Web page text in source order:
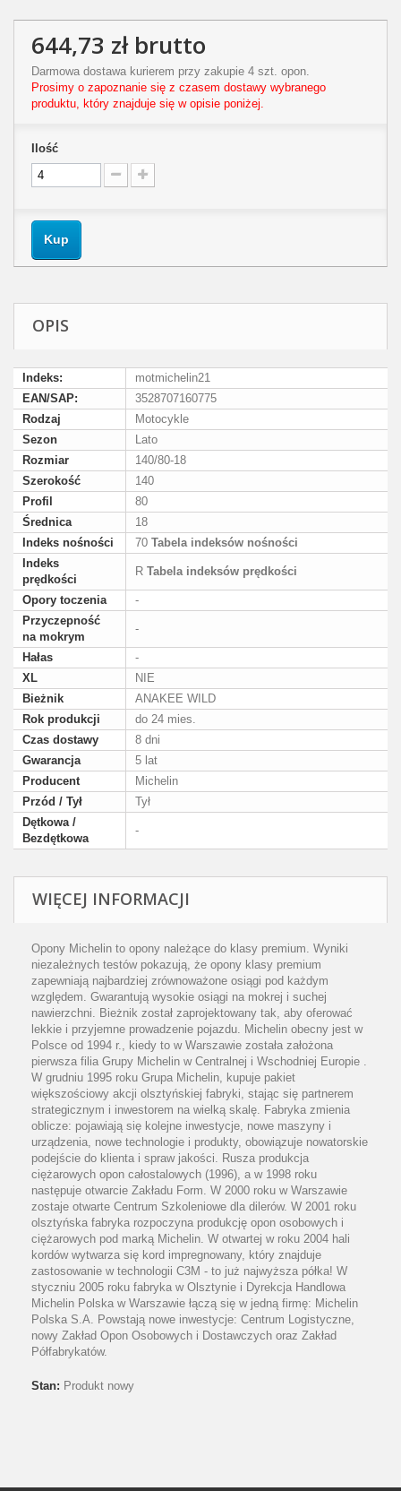
644,73 złbrutto
Darmowa dostawa kurierem przy zakupie 4 szt. opon.
Prosimy o zapoznanie się z czasem dostawy wybranego
produktu, który znajduje się w opisie poniżej.
Ilość
Kup
OPIS
Indeks:
motmichelin21
EAN/SAP:
3528707160775
Rodzaj
Motocykle
Sezon
Lato
Rozmiar
140/80-18
Szerokość
140
Profil
80
Średnica
18
Indeks nośności
70 Tabela indeksów nośności
Indeks
prędkości
R Tabela indeksów prędkości
Opory toczenia
-
Przyczepność
na mokrym
-
Hałas
-
XL
NIE
Bieżnik
ANAKEE WILD
Rok produkcji
do 24 mies.
Czas dostawy
8 dni
Gwarancja
5 lat
Producent
Michelin
Przód / Tył
Tył
Dętkowa /
Bezdętkowa
-
WIĘCEJ INFORMACJI
Opony Michelin to opony należące do klasy premium. Wyniki
niezależnych testów pokazują, że opony klasy premium
zapewniają najbardziej zrównoważone osiągi pod każdym
względem. Gwarantują wysokie osiągi na mokrej i suchej
nawierzchni. Bieżnik został zaprojektowany tak, aby oferować
lekkie i przyjemne prowadzenie pojazdu. Michelin obecny jest w
Polsce od 1994 r., kiedy to w Warszawie została założona
pierwsza filia Grupy Michelin w Centralnej i Wschodniej Europie .
W grudniu 1995 roku Grupa Michelin, kupuje pakiet
większościowy akcji olsztyńskiej fabryki, stając się partnerem
strategicznym i inwestorem na wielką skalę. Fabryka zmienia
oblicze: pojawiają się kolejne inwestycje, nowe maszyny i
urządzenia, nowe technologie i produkty, obowiązuje nowatorskie
podejście do klienta i spraw jakości. Rusza produkcja
ciężarowych opon całostalowych (1996), a w 1998 roku
następuje otwarcie Zakładu Form. W 2000 roku w Warszawie
zostaje otwarte Centrum Szkoleniowe dla dilerów. W 2001 roku
olsztyńska fabryka rozpoczyna produkcję opon osobowych i
ciężarowych pod marką Michelin. W otwartej w roku 2004 hali
kordów wytwarza się kord impregnowany, który znajduje
zastosowanie w technologii C3M - to już najwyższa półka! W
styczniu 2005 roku fabryka w Olsztynie i Dyrekcja Handlowa
Michelin Polska w Warszawie łączą się w jedną firmę: Michelin
Polska S.A. Powstają nowe inwestycje: Centrum Logistyczne,
nowy Zakład Opon Osobowych i Dostawczych oraz Zakład
Półfabrykatów.
Stan: Produkt nowy